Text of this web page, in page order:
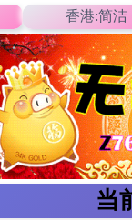
香港:简洁
当